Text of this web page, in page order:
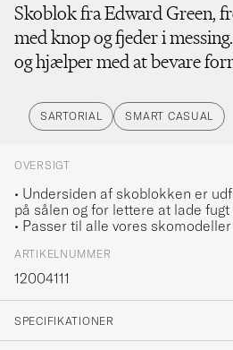
Skoblok fra Edward Green,
med knop og fjeder i
og hjælper med at bevare
SARTORIAL SMART CASUAL
OVERSIGT
• Undersiden af skoblokken er
på sålen og for lettere at lade
• Passer til alle vores
ARTIKELNUMMER
12004111
SPECIFIKATIONER